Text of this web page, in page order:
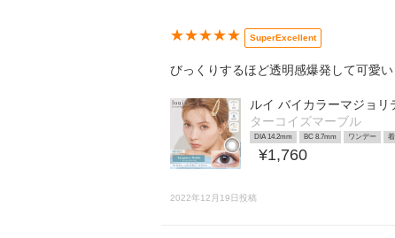
★★★★★ SuperExcellent
びっくりするほど透明感爆発して可愛い
ルイ バイカラーマジョリ
ターコイズマーブル
DIA 14.2mm BC 8.7mm ワンデー
¥1,760
2022年12月19日投稿